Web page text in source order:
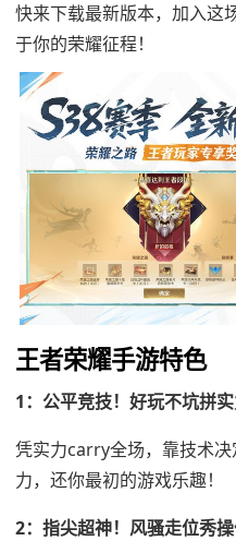
快来下载最新版本，加入这
于你的荣耀征程！
王者荣耀手游特色
1：公平竞技！好玩不坑拼实
凭实力carry全场，靠技术
力，还你最初的游戏乐趣！
2：指尖超神！风骚走位秀操